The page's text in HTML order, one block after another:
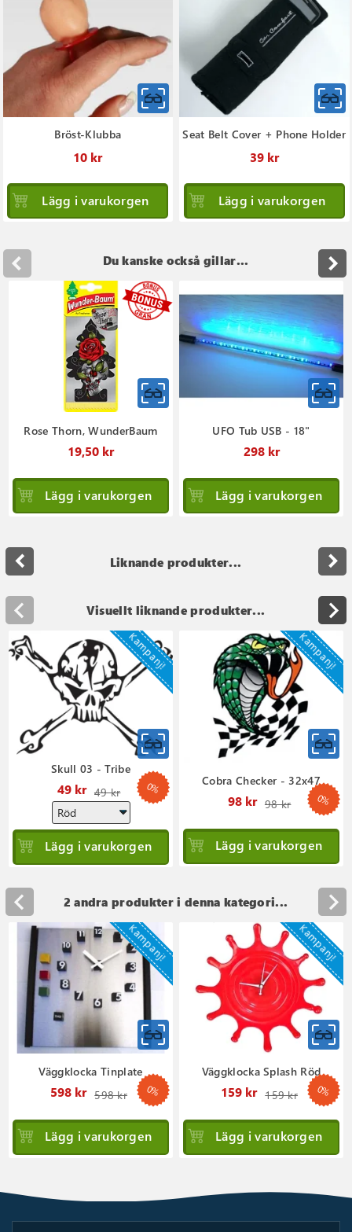
Bröst-Klubba
10 kr
Lägg i varukorgen
Seat Belt Cover + Phone Holder
39 kr
Lägg i varukorgen
Du kanske också gillar...
Rose Thorn, WunderBaum
19,50 kr
Lägg i varukorgen
UFO Tub USB - 18"
298 kr
Lägg i varukorgen
Liknande produkter...
navigate_before navigate_next
Visuellt liknande produkter...
Kampanj!
Skull 03 - Tribe
49 kr 49 kr
Ordinarie
pris
0%
Lägg i varukorgen
Kampanj!
Cobra Checker - 32x47
98 kr 98 kr
pris
0%
Lägg i varukorgen
2 andra produkter i denna kategori...
Kampanj!
Väggklocka Tinplate
598 kr 598 kr
Ordinarie
pris
0%
Lägg i varukorgen
Kampanj!
Väggklocka Splash Röd
159 kr 159 kr
pris
0%
Lägg i varukorgen